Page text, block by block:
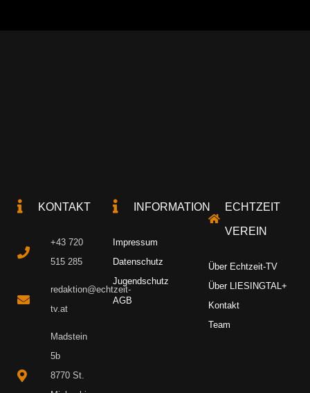
KONTAKT
+43 720
515 285
redaktion@echtzeit-
tv.at
Madstein
5b
8770 St.
INFORMATION
Impressum
Datenschutz
Jugendschutz
AGB
ECHTZEIT
VEREIN
Über Echtzeit-TV
Über LIESINGTAL+
Kontakt
Team